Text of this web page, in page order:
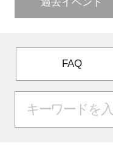
過去イベント
FAQ